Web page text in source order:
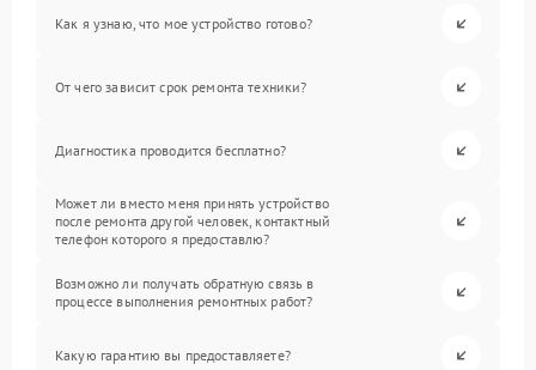
Как я узнаю, что мое устройство готово?
От чего зависит срок ремонта техники?
Диагностика проводится бесплатно?
Может ли вместо меня принять устройство
после ремонта другой человек, контактный
телефон которого я предоставлю?
Возможно ли получать обратную связь в
процессе выполнения ремонтных работ?
Какую гарантию вы предоставляете?